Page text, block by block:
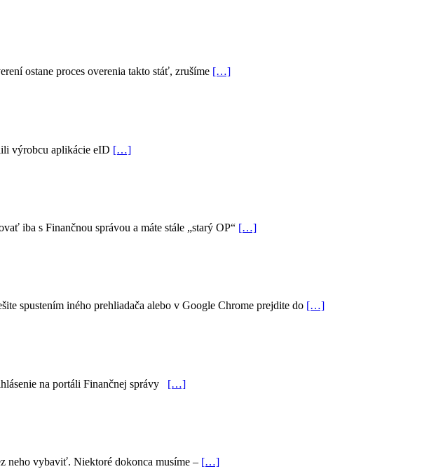
ostane proces overenia takto stáť, zrušíme […]
výrobcu aplikácie eID […]
iba s Finančnou správou a máte stále „starý OP“ […]
spustením iného prehliadača alebo v Google Chrome prejdite do […]
na portáli Finančnej správy […]
neho vybaviť. Niektoré dokonca musíme – […]